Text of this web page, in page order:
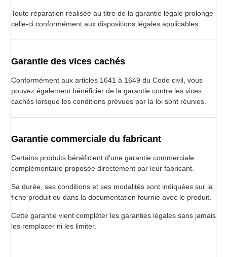
Toute réparation réalisée au titre de la garantie légale prolonge
celle-ci conformément aux dispositions légales applicables.
Garantie des vices cachés
Conformément aux articles 1641 à 1649 du Code civil, vous
pouvez également bénéficier de la garantie contre les vices
cachés lorsque les conditions prévues par la loi sont réunies.
Garantie commerciale du fabricant
Certains produits bénéficient d'une garantie commerciale
complémentaire proposée directement par leur fabricant.
Sa durée, ses conditions et ses modalités sont indiquées sur la
fiche produit ou dans la documentation fournie avec le produit.
Cette garantie vient compléter les garanties légales sans jamais
les remplacer ni les limiter.